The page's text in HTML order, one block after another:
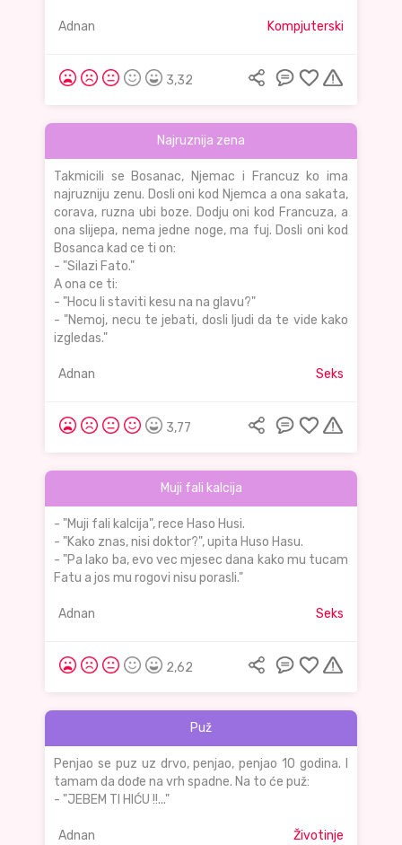
Adnan Kompjuterski
3,32
Najruznija zena
Takmicili se Bosanac, Njemac i Francuz ko ima
najruzniju zenu. Dosli oni kod Njemca a ona sakata,
corava, ruzna ubi boze. Dodju oni kod Francuza, a
ona slijepa, nema jedne noge, ma fuj. Dosli oni kod
Bosanca kad ce ti on:
- "Silazi Fato."
A ona ce ti:
- "Hocu li staviti kesu na na glavu?"
- "Nemoj, necu te jebati, dosli ljudi da te vide kako
izgledas."
Adnan Seks
3,77
Muji fali kalcija
- "Muji fali kalcija", rece Haso Husi.
- "Kako znas, nisi doktor?", upita Huso Hasu.
- "Pa lako ba, evo vec mjesec dana kako mu tucam
Fatu a jos mu rogovi nisu porasli."
Adnan Seks
2,62
Puž
Penjao se puz uz drvo, penjao, penjao 10 godina. I
tamam da dođe na vrh spadne. Na to će puž:
- "JEBEM TI HIĆU !!..."
Adnan Životinje